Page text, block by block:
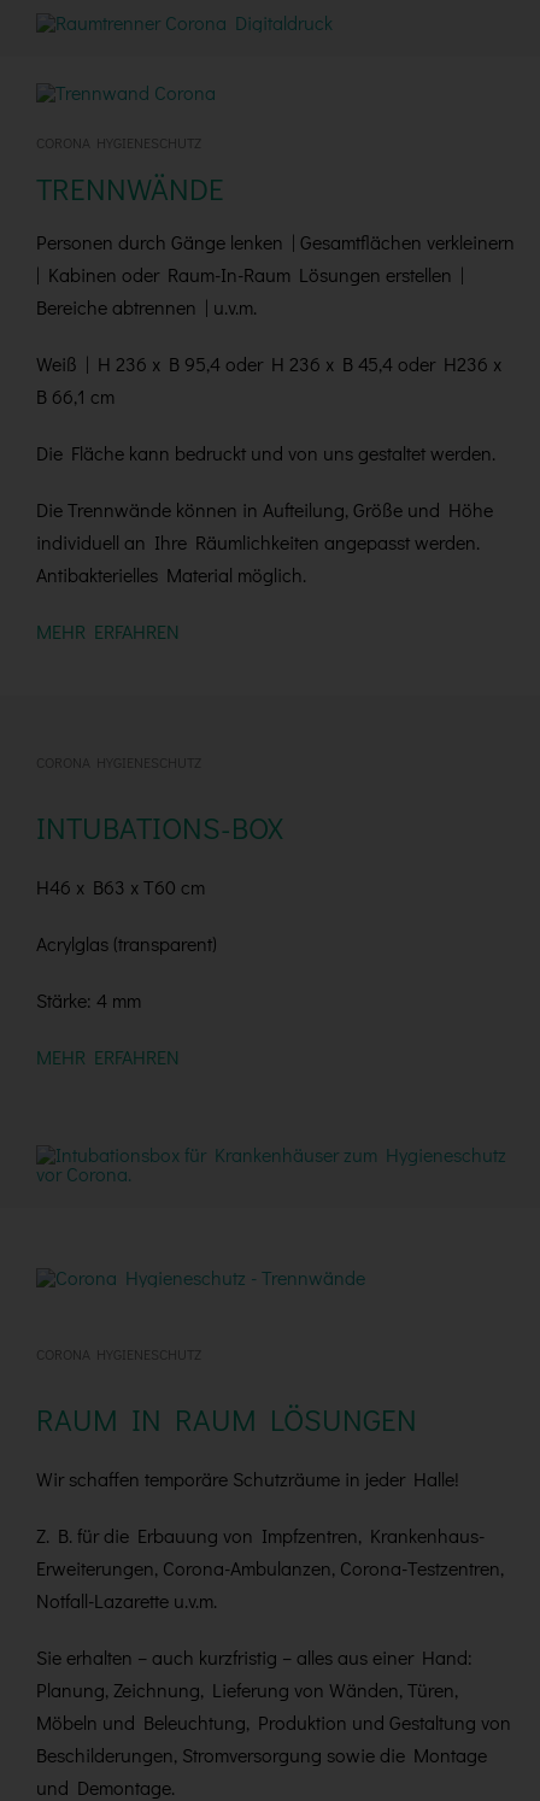
CORONA HYGIENESCHUTZ
TRENNWÄNDE
Personen durch Gänge lenken | Gesamtflächen verkleinern
| Kabinen oder Raum-In-Raum Lösungen erstellen |
Bereiche abtrennen | u.v.m.
Weiß | H 236 x B 95,4 oder H 236 x B 45,4 oder H236 x
B 66,1 cm
Die Fläche kann bedruckt und von uns gestaltet werden.
Die Trennwände können in Aufteilung, Größe und Höhe
individuell an Ihre Räumlichkeiten angepasst werden.
Antibakterielles Material möglich.
MEHR ERFAHREN
CORONA HYGIENESCHUTZ
INTUBATIONS-BOX
H46 x B63 x T60 cm
Acrylglas (transparent)
Stärke: 4 mm
MEHR ERFAHREN
CORONA HYGIENESCHUTZ
RAUM IN RAUM LÖSUNGEN
Wir schaffen temporäre Schutzräume in jeder Halle!
Z. B. für die Erbauung von Impfzentren, Krankenhaus-
Erweiterungen, Corona-Ambulanzen, Corona-Testzentren,
Notfall-Lazarette u.v.m.
Sie erhalten – auch kurzfristig – alles aus einer Hand:
Planung, Zeichnung, Lieferung von Wänden, Türen,
Möbeln und Beleuchtung, Produktion und Gestaltung von
Beschilderungen, Stromversorgung sowie die Montage
und Demontage.